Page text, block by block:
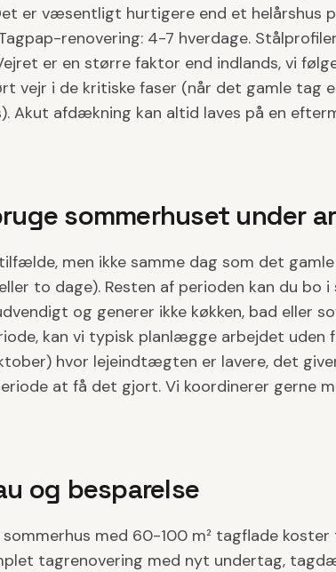
er væsentligt hurtigere end et helårshus
renovering: 4-7 hverdage.
er en større faktor end indlands, vi
vejr i de kritiske faser (når det gamle tag
Akut afdækning kan altid laves på en
sommerhuset under
men ikke samme dag som det
to dage). Resten af perioden kan du bo
og generer ikke køkken, bad eller
kan vi typisk planlægge arbejdet uden
hvor lejeindtægten er lavere, det
at få det gjort. Vi koordinerer gerne
og besparelse
med 60-100 m² tagflade
tagrenovering med nyt undertag,